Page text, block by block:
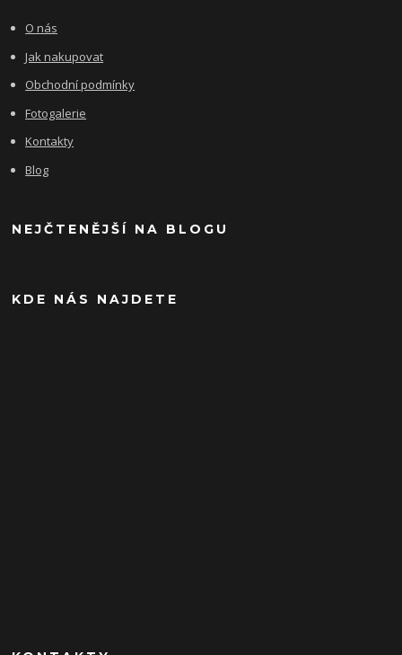
O nás
Jak nakupovat
Obchodní podmínky
Fotogalerie
Kontakty
Blog
NEJČTENĚJŠÍ NA BLOGU
KDE NÁS NAJDETE